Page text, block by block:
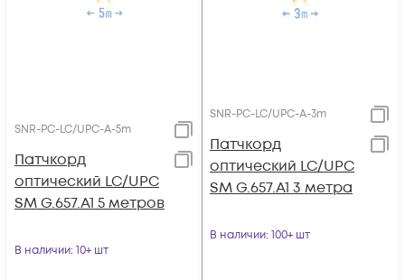
SNR-PC-LC/UPC-A-5m
Патчкорд
оптический LC/UPC
SM G.657.A1 5 метров
В наличии: 10+ шт
SNR-PC-LC/UPC-A-3m
Патчкорд
оптический LC/UPC
SM G.657.A1 3 метра
В наличии: 100+ шт